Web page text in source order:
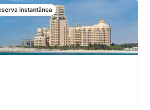
instantânea